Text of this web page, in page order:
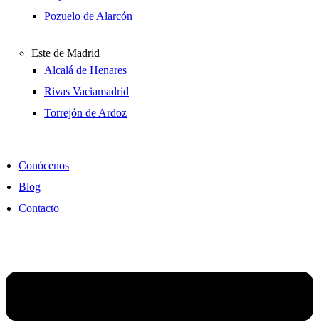
Pozuelo de Alarcón
Este de Madrid
Alcalá de Henares
Rivas Vaciamadrid
Torrejón de Ardoz
Conócenos
Blog
Contacto